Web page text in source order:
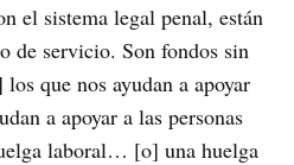
el sistema legal penal, están
de servicio. Son fondos sin
que nos ayudan a apoyar
a apoyar a las personas
laboral… [o] una huelga